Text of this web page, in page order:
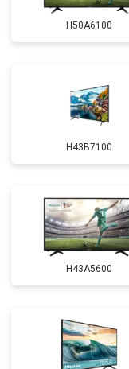
H50A6100
H43B7100
H43A5600